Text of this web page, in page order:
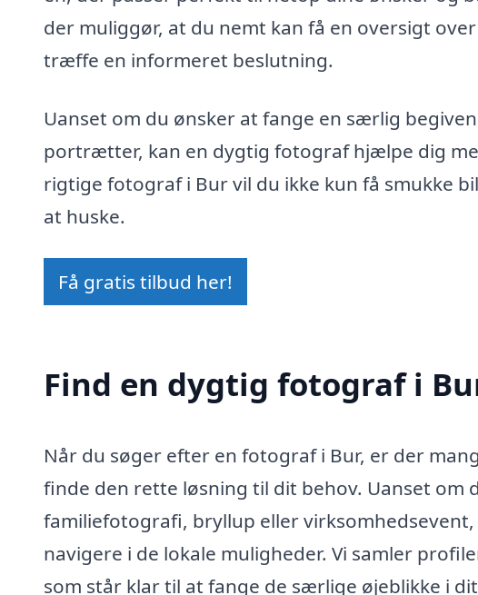
der muliggør, at du nemt kan få en oversigt
træffe en informeret beslutning.
Uanset om du ønsker at fange en særlig
portrætter, kan en dygtig fotograf hjælpe dig
rigtige fotograf i Bur vil du ikke kun få smukke
at huske.
Få gratis tilbud her!
Find en dygtig fotograf i
Når du søger efter en fotograf i Bur, er der
finde den rette løsning til dit behov. Uanset om
familiefotografi, bryllup eller
navigere i de lokale muligheder. Vi samler
som står klar til at fange de særlige øjeblikke i